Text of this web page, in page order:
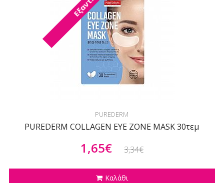
PUREDERM
PUREDERM COLLAGEN EYE ZONE MASK 30τεμ
1,65€ 3,34€
Καλάθι